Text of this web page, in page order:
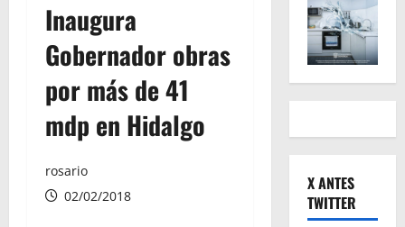
Inaugura
Gobernador obras
por más de 41
mdp en Hidalgo
rosario
02/02/2018
X ANTES
TWITTER